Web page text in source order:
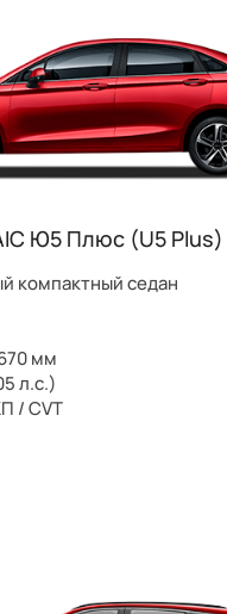
Ю5 Плюс (U5 Plus)
компактный седан
мм
л.с.)
/ CVT